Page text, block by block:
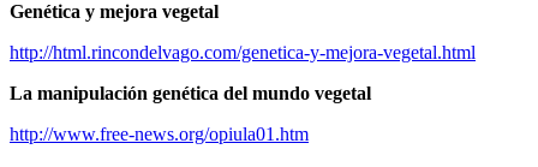
Genética y mejora vegetal
http://html.rincondelvago.com/genetica-y-mejora-vegetal.html
La manipulación genética del mundo vegetal
http://www.free-news.org/opiula01.htm